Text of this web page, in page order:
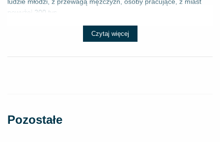
powyżej 200 tys...
Czytaj więcej
Pozostałe